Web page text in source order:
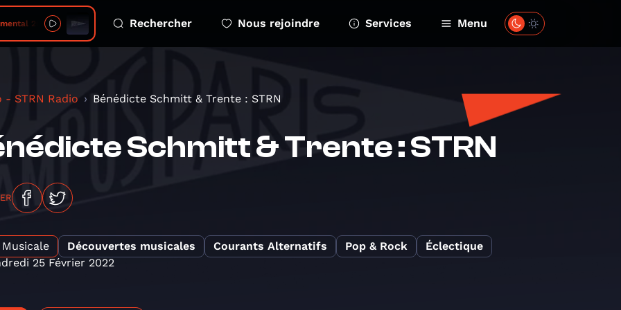
08 07 05 richard rouxel hopitaux et soins psychiatrique 24
Rechercher Nous rejoindre Services Menu
- STRN Radio Bénédicte Schmitt & Trente : STRN
Schmitt & Trente : STRN
Musicale Découvertes musicales Courants Alternatifs Pop & Rock
Éclectique
25 Février 2022